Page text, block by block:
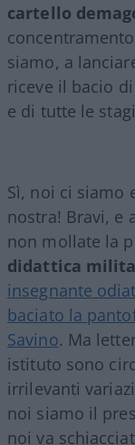
cartello
siamo, a
riceve il bacio
e di tutte le
Sì, noi ci siamo
nostra! Bravi, e
non mollate la
didattica
insegnante
baciato la
Savino. Ma
istituto sono
irrilevanti
noi siamo il
noi va